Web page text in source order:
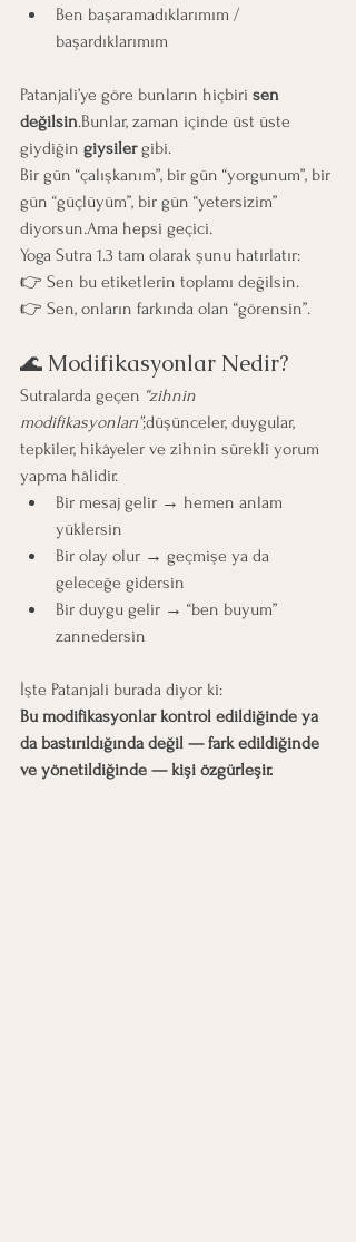
Ben başaramadıklarımım /
başardıklarımım
Patanjali’ye göre bunların hiçbiri sen
değilsin.Bunlar, zaman içinde üst üste
giydiğin giysiler gibi.
Bir gün “çalışkanım”, bir gün “yorgunum”, bir
gün “güçlüyüm”, bir gün “yetersizim”
diyorsun.Ama hepsi geçici.
Yoga Sutra 1.3 tam olarak şunu hatırlatır:
👉 Sen bu etiketlerin toplamı değilsin.
👉 Sen, onların farkında olan “görensin”.
🌊 Modifikasyonlar Nedir?
Sutralarda geçen “zihnin
modifikasyonları”;düşünceler, duygular,
tepkiler, hikâyeler ve zihnin sürekli yorum
yapma hâlidir.
Bir mesaj gelir → hemen anlam
yüklersin
Bir olay olur → geçmişe ya da
geleceğe gidersin
Bir duygu gelir → “ben buyum”
zannedersin
İşte Patanjali burada diyor ki:
Bu modifikasyonlar kontrol edildiğinde ya
da bastırıldığında değil — fark edildiğinde
ve yönetildiğinde — kişi özgürleşir.